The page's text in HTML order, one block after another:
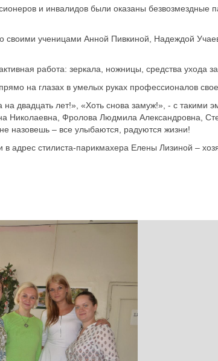
и инвалидов были оказаны безвозмездные
своими ученицами Анной Пивкиной, Надеждой
работа: зеркала, ножницы, средства ухода
на глазах в умелых руках профессионалов
двадцать лет!», «Хоть снова замуж!», - с такими
Николаевна, Фролова Людмила Александровна,
назовешь – все улыбаются, радуются жизни!
в адрес стилиста-парикмахера Елены Лизиной –